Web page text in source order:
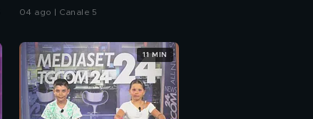
in moto
04 ago | Canale 5
11 MIN